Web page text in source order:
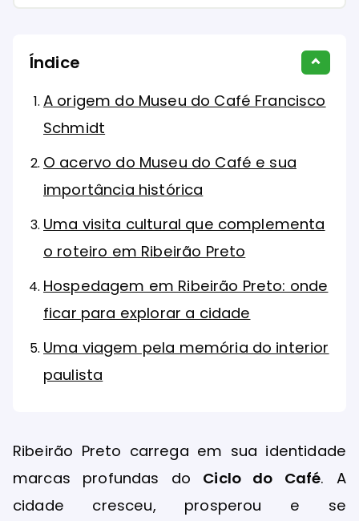
Índice
A origem do Museu do Café Francisco
Schmidt
O acervo do Museu do Café e sua
importância histórica
Uma visita cultural que complementa
o roteiro em Ribeirão Preto
Hospedagem em Ribeirão Preto: onde
ficar para explorar a cidade
Uma viagem pela memória do interior
paulista
Ribeirão Preto carrega em sua identidade
marcas profundas do Ciclo do Café. A
cidade cresceu, prosperou e se